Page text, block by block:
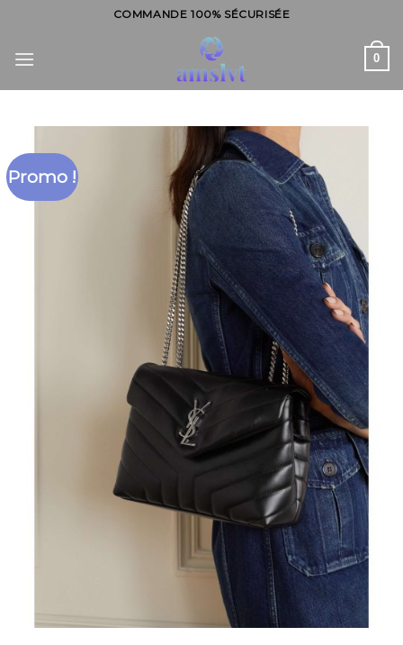
content
COMMANDE 100% SÉCURISÉE
0
Promo !